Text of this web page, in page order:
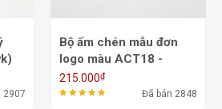
2907
Bộ ấm chén mẫu đơn
logo màu ACT18 -
550/700ml
215.000₫
Đã bán 2848